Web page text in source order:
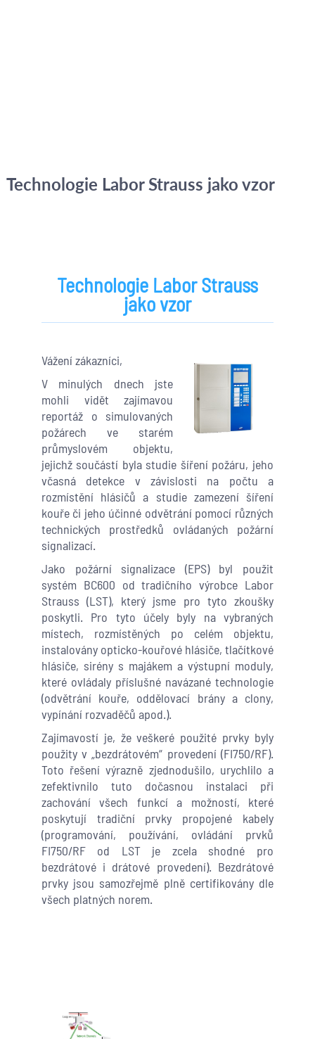
Technologie Labor Strauss jako vzor
Technologie Labor Strauss
jako vzor
Vážení zákazníci,
V minulých dnech jste
mohli vidět zajímavou
reportáž o simulovaných
požárech ve starém
průmyslovém objektu,
jejichž součástí byla studie šíření požáru, jeho
včasná detekce v závislosti na počtu a
rozmístění hlásičů a studie zamezení šíření
kouře či jeho účinné odvětrání pomocí různých
technických prostředků ovládaných požární
signalizací.
Jako požární signalizace (EPS) byl použit
systém BC600 od tradičního výrobce Labor
Strauss (LST), který jsme pro tyto zkoušky
poskytli. Pro tyto účely byly na vybraných
místech, rozmístěných po celém objektu,
instalovány opticko-kouřové hlásiče, tlačítkové
hlásiče, sirény s majákem a výstupní moduly,
které ovládaly příslušné navázané technologie
(odvětrání kouře, oddělovací brány a clony,
vypínání rozvaděčů apod.).
Zajímavostí je, že veškeré použité prvky byly
použity v „bezdrátovém“ provedení (FI750/RF).
Toto řešení výrazně zjednodušilo, urychlilo a
zefektivnilo tuto dočasnou instalaci při
zachování všech funkcí a možností, které
poskytují tradiční prvky propojené kabely
(programování, používání, ovládání prvků
FI750/RF od LST je zcela shodné pro
bezdrátové i drátové provedení). Bezdrátové
prvky jsou samozřejmě plně certifikovány dle
všech platných norem.